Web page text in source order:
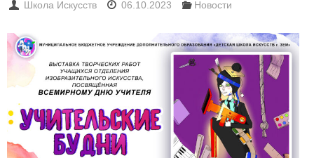
Школа Искусств 06.10.2023 Новости